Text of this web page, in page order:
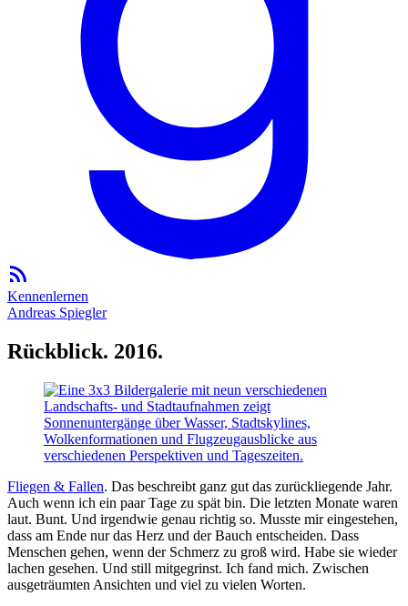
Kennenlernen
Andreas Spiegler
Rückblick. 2016.
Fliegen & Fallen. Das beschreibt ganz gut das zurückliegende Jahr.
Auch wenn ich ein paar Tage zu spät bin. Die letzten Monate waren
laut. Bunt. Und irgendwie genau richtig so. Musste mir eingestehen,
dass am Ende nur das Herz und der Bauch entscheiden. Dass
Menschen gehen, wenn der Schmerz zu groß wird. Habe sie wieder
lachen gesehen. Und still mitgegrinst. Ich fand mich. Zwischen
ausgeträumten Ansichten und viel zu vielen Worten.